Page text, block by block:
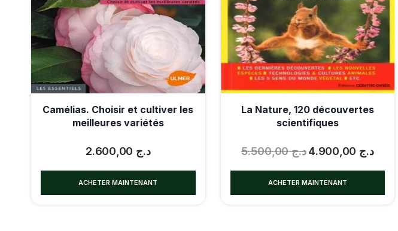
Camélias. Choisir et cultiver les
meilleures variétés
د.ج
ACHETER MAINTENANT
La Nature, 120 découvertes
scientifiques
د.ج5.500,00 د.ج
ACHETER MAINTENANT